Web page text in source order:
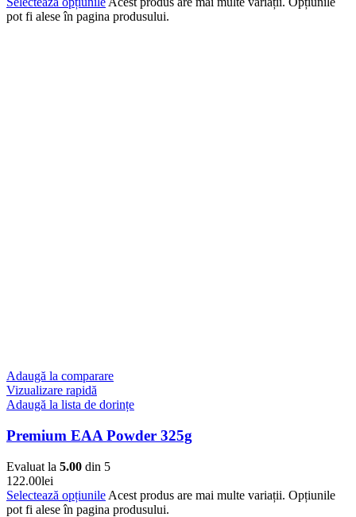
pot fi alese în pagina produsului.
Adaugă la comparare
Vizualizare rapidă
Adaugă la lista de dorințe
Premium EAA Powder 325g
Evaluat la 5.00 din 5
122.00lei
Selectează opțiunile Acest produs are mai multe variații. Opțiunile
pot fi alese în pagina produsului.